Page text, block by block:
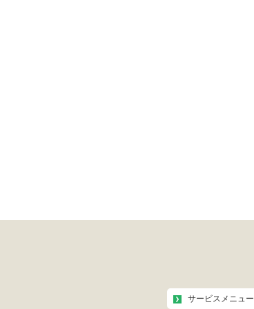
サービスメニュー